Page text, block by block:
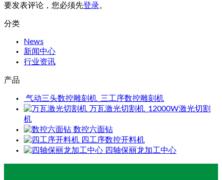
要发表评论，您必须先登录。
分类
News
新闻中心
行业资讯
产品
气动三头数控雕刻机_三工序数控雕刻机
万瓦激光切割机_12000W激光切割
机
数控六面钻
四工序数控开料机
四轴保丽龙加工中心